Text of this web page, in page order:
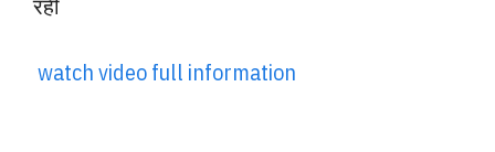
watch video full information